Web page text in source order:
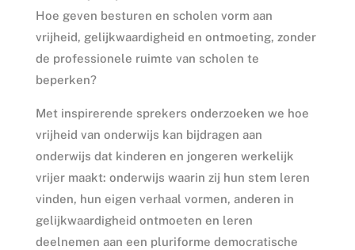
Hoe geven besturen en scholen vorm aan
vrijheid, gelijkwaardigheid en ontmoeting, zonder
de professionele ruimte van scholen te
beperken?
Met inspirerende sprekers onderzoeken we hoe
vrijheid van onderwijs kan bijdragen aan
onderwijs dat kinderen en jongeren werkelijk
vrijer maakt: onderwijs waarin zij hun stem leren
vinden, hun eigen verhaal vormen, anderen in
gelijkwaardigheid ontmoeten en leren
deelnemen aan een pluriforme democratische